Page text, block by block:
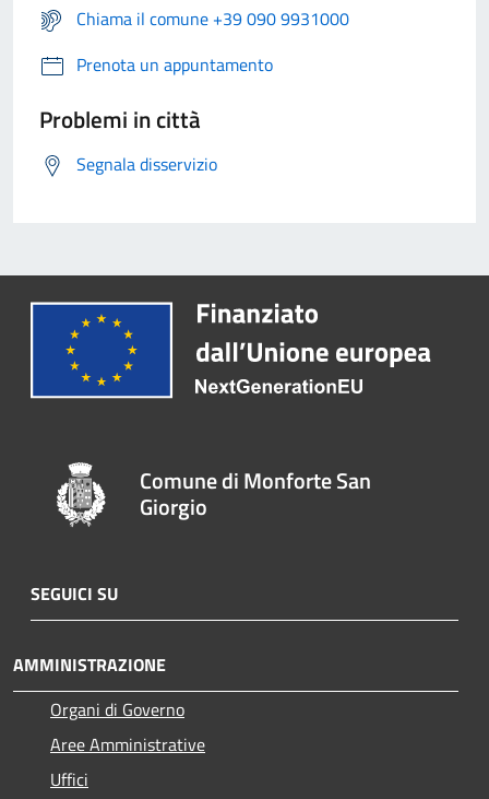
Chiama il comune +39 090 9931000
Prenota un appuntamento
Problemi in città
Segnala disservizio
Comune di Monforte San
Giorgio
SEGUICI SU
AMMINISTRAZIONE
Organi di Governo
Aree Amministrative
Uffici